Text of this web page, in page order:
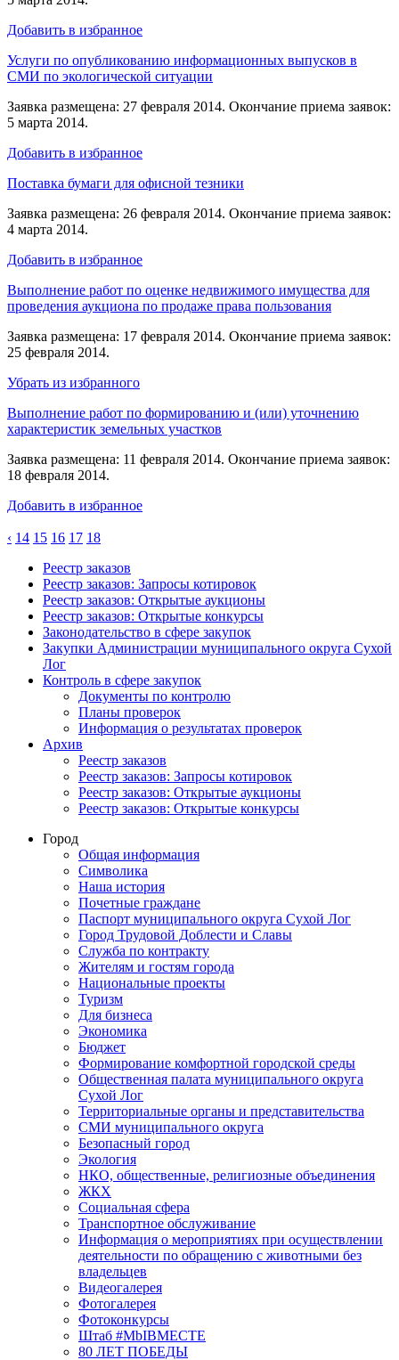
Добавить в избранное
Услуги по опубликованию информационных выпусков в
СМИ по экологической ситуации
Заявка размещена: 27 февраля 2014. Окончание приема заявок:
5 марта 2014.
Добавить в избранное
Поставка бумаги для офисной тезники
Заявка размещена: 26 февраля 2014. Окончание приема заявок:
4 марта 2014.
Добавить в избранное
Выполнение работ по оценке недвижимого имущества для
проведения аукциона по продаже права пользования
Заявка размещена: 17 февраля 2014. Окончание приема заявок:
25 февраля 2014.
Убрать из избранного
Выполнение работ по формированию и (или) уточнению
характеристик земельных участков
Заявка размещена: 11 февраля 2014. Окончание приема заявок:
18 февраля 2014.
Добавить в избранное
‹ 14 15 16 17 18
Реестр заказов
Реестр заказов: Запросы котировок
Реестр заказов: Открытые аукционы
Реестр заказов: Открытые конкурсы
Законодательство в сфере закупок
Закупки Администрации муниципального округа Сухой
Лог
Контроль в сфере закупок
Документы по контролю
Планы проверок
Информация о результатах проверок
Архив
Реестр заказов
Реестр заказов: Запросы котировок
Реестр заказов: Открытые аукционы
Реестр заказов: Открытые конкурсы
Город
Общая информация
Символика
Наша история
Почетные граждане
Паспорт муниципального округа Сухой Лог
Город Трудовой Доблести и Славы
Служба по контракту
Жителям и гостям города
Национальные проекты
Туризм
Для бизнеса
Экономика
Бюджет
Формирование комфортной городской среды
Общественная палата муниципального округа
Сухой Лог
Территориальные органы и представительства
СМИ муниципального округа
Безопасный город
Экология
НКО, общественные, религиозные объединения
ЖКХ
Социальная сфера
Транспортное обслуживание
Информация о мероприятиях при осуществлении
деятельности по обращению с животными без
владельцев
Видеогалерея
Фотогалерея
Фотоконкурсы
Штаб #MbIBMECTE
80 ЛЕТ ПОБЕДЫ